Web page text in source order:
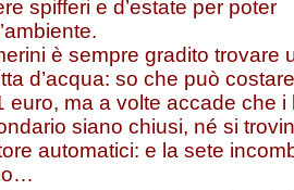
spifferi e d’estate per poter
è sempre gradito trovare
d’acqua: so che può costare
euro, ma a volte accade che i
siano chiusi, né si
automatici: e la sete